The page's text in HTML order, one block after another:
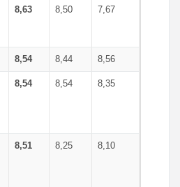
8,63 8,50 7,67
8,54 8,44 8,56
8,54 8,54 8,35
8,51 8,25 8,10